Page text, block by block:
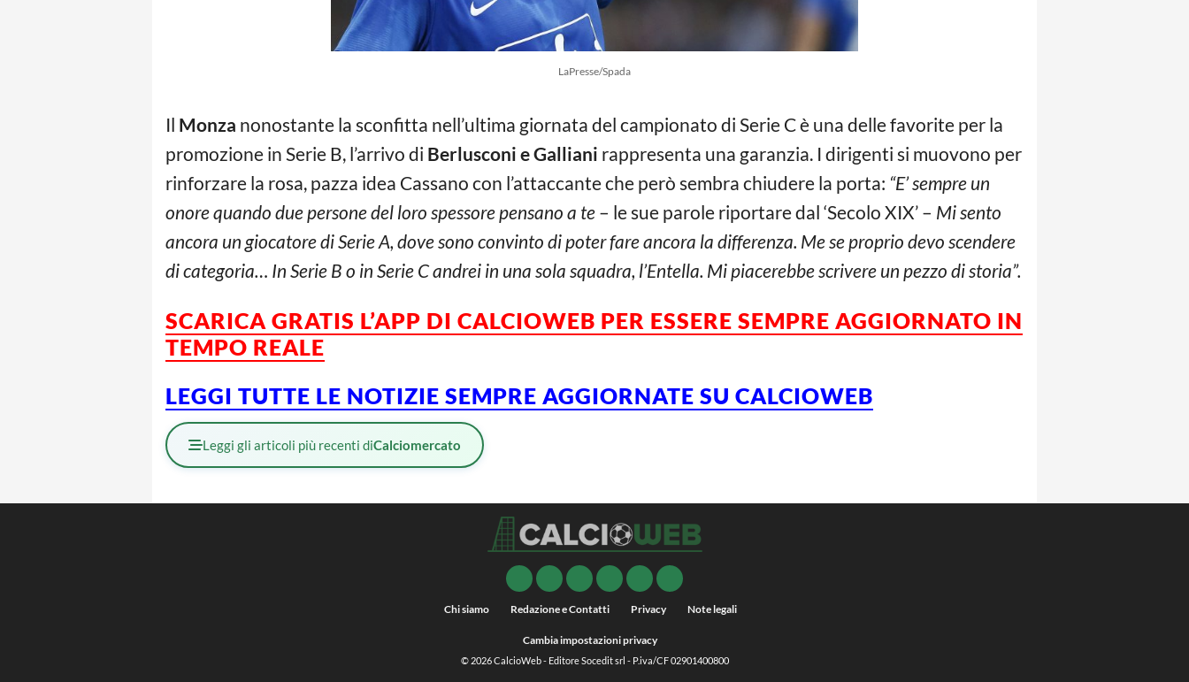
LaPresse/Spada
Il Monza nonostante la sconfitta nell’ultima giornata del campionato di Serie C è una delle favorite per la
promozione in Serie B, l’arrivo di Berlusconi e Galliani rappresenta una garanzia. I dirigenti si muovono per
rinforzare la rosa, pazza idea Cassano con l’attaccante che però sembra chiudere la porta: “E’ sempre un
onore quando due persone del loro spessore pensano a te – le sue parole riportare dal ‘Secolo XIX’ – Mi sento
ancora un giocatore di Serie A, dove sono convinto di poter fare ancora la differenza. Me se proprio devo scendere
di categoria… In Serie B o in Serie C andrei in una sola squadra, l’Entella. Mi piacerebbe scrivere un pezzo di storia”.
SCARICA GRATIS L’APP DI CALCIOWEB PER ESSERE SEMPRE AGGIORNATO IN
TEMPO REALE
LEGGI TUTTE LE NOTIZIE SEMPRE AGGIORNATE SU CALCIOWEB
Leggi gli articoli più recenti diCalciomercato
Chi siamo Redazione e Contatti Privacy Note legali
Cambia impostazioni privacy
© 2026CalcioWeb- Editore Socedit srl - P.iva/CF 02901400800